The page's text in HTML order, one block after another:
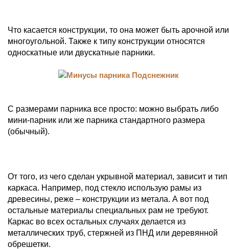
Что касается конструкции, то она может быть арочной или
многоугольной. Также к типу конструкции относятся
односкатные или двускатные парники.
С размерами парника все просто: можно выбрать либо
мини-парник или же парника стандартного размера
(обычный).
От того, из чего сделан укрывной материал, зависит и тип
каркаса. Например, под стекло использую рамы из
древесины, реже – конструкции из метала. А вот под
остальные материалы специальных рам не требуют.
Каркас во всех остальных случаях делается из
металлических труб, стержней из ПНД или деревянной
обрешетки.